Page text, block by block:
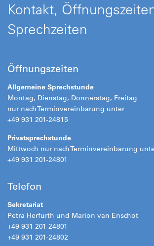
Kontakt,
Sprechzeiten
Öffnungszeiten
Allgemeine Sprechstunde
Montag, Dienstag, Donnerstag, Freitag
nur nach Terminvereinbarung unter
+49 931 201-24815
Privatsprechstunde
Mittwoch nur nach Terminvereinbarung
+49 931 201-24801
Telefon
Sekretariat
Petra Herfurth und Marion van Enschot
+49 931 201-24801
+49 931 201-24802